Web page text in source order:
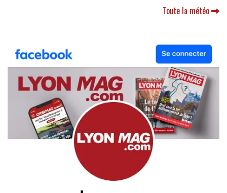
Toute la météo